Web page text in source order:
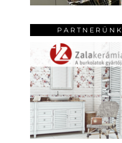
PARTNERÜNK